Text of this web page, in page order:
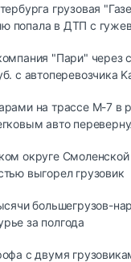
грузовая
попала в ДТП с
"Пари" через
с автоперевозчика
на трассе М-7 в
авто
округе Смоленской
выгорел грузовик
большегрузов-
за полгода
с двумя